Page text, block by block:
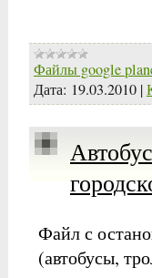
Файлы google
Дата: 19.03.2010 |
Файл с
(автобусы,